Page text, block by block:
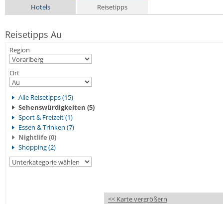
Hotels Reisetipps
Reisetipps Au
Region
Ort
Alle Reisetipps (15)
Sehenswürdigkeiten (5)
Sport & Freizeit (1)
Essen & Trinken (7)
Nightlife (0)
Shopping (2)
<< Karte vergrößern